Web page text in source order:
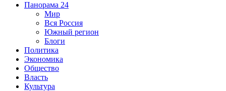
Панорама 24
Мир
Вся Россия
Южный регион
Блоги
Политика
Экономика
Общество
Власть
Культура